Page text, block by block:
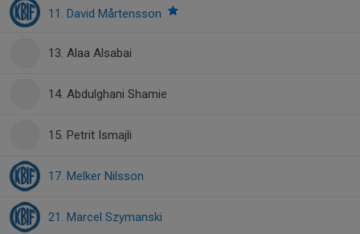
11. David Mårtensson
13. Alaa Alsabai
14. Abdulghani Shamie
15. Petrit Ismajli
17. Melker Nilsson
21. Marcel Szymanski